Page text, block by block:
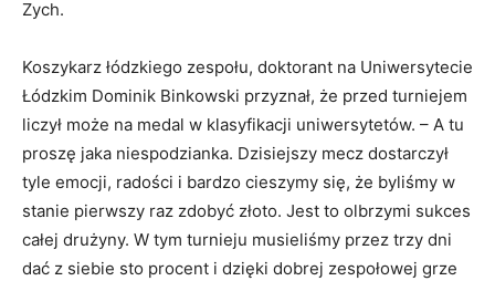
Zych.
Koszykarz łódzkiego zespołu, doktorant na Uniwersytecie
Łódzkim Dominik Binkowski przyznał, że przed turniejem
liczył może na medal w klasyfikacji uniwersytetów. – A tu
proszę jaka niespodzianka. Dzisiejszy mecz dostarczył
tyle emocji, radości i bardzo cieszymy się, że byliśmy w
stanie pierwszy raz zdobyć złoto. Jest to olbrzymi sukces
całej drużyny. W tym turnieju musieliśmy przez trzy dni
dać z siebie sto procent i dzięki dobrej zespołowej grze